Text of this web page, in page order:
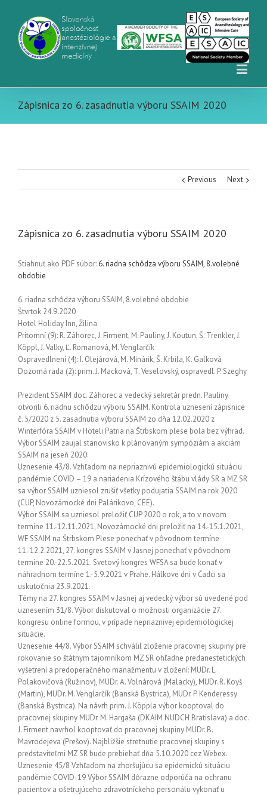
Zápisnica zo 6. zasadnutia výboru SSAIM 2020
Previous Next
Zápisnica zo 6. zasadnutia výboru SSAIM 2020
Stiahnuť ako PDF súbor: 6. riadna schôdza výboru SSAIM, 8.volebné
obdobie
6. riadna schôdza výboru SSAIM, 8.volebné obdobie
Štvrtok 24.9.2020
Hotel Holiday Inn, Žilina
Prítomní (9): R. Záhorec, J. Firment, M. Pauliny, J. Koutun, Š. Trenkler, J.
Köppl, J. Valky, Ľ. Romanová, M. Venglarčík
Ospravedlnení (4): I. Olejárová, M. Minárik, Š. Krbila, K. Galková
Dozorná rada (2): prim. J. Macková, T. Veselovský, ospravedl. P. Szeghy
Prezident SSAIM doc. Záhorec a vedecký sekretár predn. Pauliny
otvorili 6. riadnu schôdzu výboru SSAIM. Kontrola uznesení zápisnice
č. 5/2020 z 5. zasadnutia výboru SSAIM zo dňa 12.02.2020 z
Winterfóra SSAIM v Hoteli Patria na Štrbskom plese bola bez výhrad.
Výbor SSAIM zaujal stanovisko k plánovaným sympóziám a akciám
SSAIM na jeseň 2020.
Uznesenie 43/8. Vzhľadom na nepriaznivú epidemiologickú situáciu
pandémie COVID – 19 a nariadenia Krízového štábu vlády SR a MZ SR
sa výbor SSAIM uzniesol zrušiť všetky podujatia SSAIM na rok 2020
(CUP, Novozámocké dni Palárikovo, CEE).
Výbor SSAIM sa uzniesol preložiť CUP 2020 o rok, a to v novom
termíne 11.-12.11.2021, Novozámocké dni preložiť na 14.-15.1.2021,
WF SSAIM na Štrbskom Plese ponechať v pôvodnom termíne
11.-12.2.2021, 27. kongres SSAIM v Jasnej ponechať v pôvodnom
termíne 20.-22.5.2021. Svetový kongres WFSA sa bude konať v
náhradnom termíne 1.-5.9.2021 v Prahe. Hálkove dni v Čadci sa
uskutočnia 23.9.2021.
Témy na 27. kongres SSAIM v Jasnej aj vedecký výbor sú uvedené pod
uznesením 31/8. Výbor diskutoval o možnosti organizácie 27.
kongresu online formou, v prípade nepriaznivej epidemiologickej
situácie.
Uznesenie 44/8. Výbor SSAIM schválil zloženie pracovnej skupiny pre
rokovanie so štátnym tajomníkom MZ SR ohľadne predanestetických
vyšetrení a predoperačného manažmentu v zložení: MUDr. L.
Polakovičová (Ružinov), MUDr. A. Volnárová (Malacky), MUDr. R. Koyš
(Martin), MUDr. M. Venglarčík (Banská Bystrica), MUDr. P. Kenderessy
(Banská Bystrica). Na návrh prim. J. Köppla výbor kooptoval do
pracovnej skupiny MUDr. M. Hargaša (DKAIM NUDCH Bratislava) a doc.
J. Firment navrhol kooptovať do pracovnej skupiny MUDr. B.
Mavrodejeva (Prešov). Najbližšie stretnutie pracovnej skupiny s
predstaviteľmi MZ SR bude prebiehať dňa 5.10.2020 cez Webex.
Uznesenie 45/8 Vzhľadom na zhoršujúcu sa epidemickú situáciu
pandémie COVID-19 Výbor SSAIM dôrazne odporúča na ochranu
pacientov a ošetrujúceho zdravotníckeho personálu vykonať u